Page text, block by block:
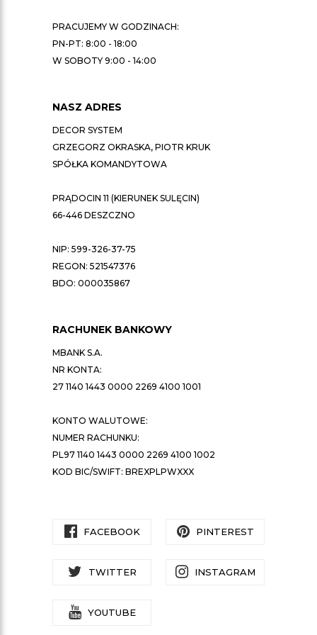
PRACUJEMY W GODZINACH:
PN-PT: 8:00 - 18:00
W SOBOTY 9:00 - 14:00
NASZ ADRES
DECOR SYSTEM
GRZEGORZ OKRASKA, PIOTR KRUK
SPÓŁKA KOMANDYTOWA
PRĄDOCIN 11 (KIERUNEK SULĘCIN)
66-446 DESZCZNO
NIP: 599-326-37-75
REGON: 521547376
BDO: 000035867
RACHUNEK BANKOWY
MBANK S.A.
NR KONTA:
27 1140 1443 0000 2269 4100 1001
KONTO WALUTOWE:
NUMER RACHUNKU:
PL97 1140 1443 0000 2269 4100 1002
KOD BIC/SWIFT: BREXPLPWXXX
FACEBOOK PINTEREST
TWITTER INSTAGRAM
YOUTUBE